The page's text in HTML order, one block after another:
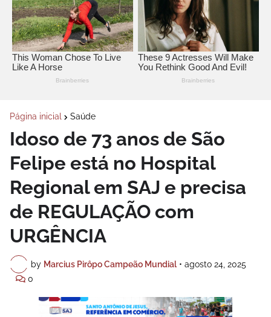
Página inicial Saúde
Idoso de 73 anos de São
Felipe está no Hospital
Regional em SAJ e precisa
de REGULAÇÃO com
URGÊNCIA
by Marcius Pirôpo Campeão Mundial • agosto 24, 2025
0